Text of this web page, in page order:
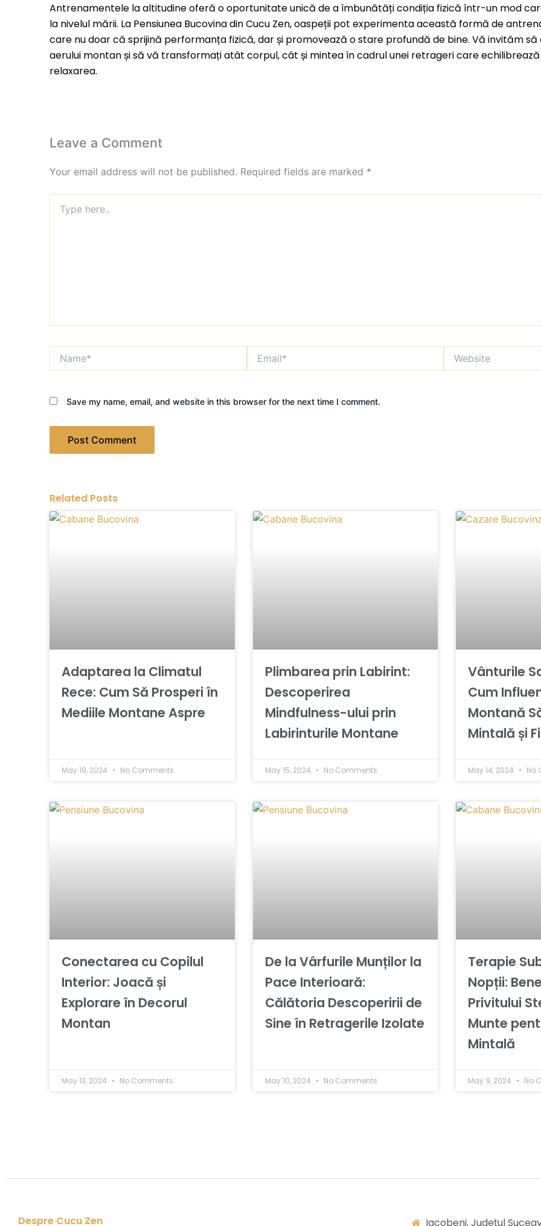
Antrenamentele la altitudine oferă o oportunitate unică de a îmbunătăți condiția fizică într-un mod
la nivelul mării. La Pensiunea Bucovina din Cucu Zen, oaspeții pot experimenta această formă de
care nu doar că sprijină performanța fizică, dar și promovează o stare profundă de bine. Vă invităm
aerului montan și să vă transformați atât corpul, cât și mintea în cadrul unei retrageri care
relaxarea.
Leave a Comment
Your email address will not be published. Required fields are marked *
here..
Save my name, email, and website in this browser for the next time I comment.
Related Posts
Adaptarea la Climatul
Rece: Cum Să Prosperi în
Mediile Montane Aspre
May 18, 2024 No Comments
Plimbarea prin Labirint:
Descoperirea
Mindfulness-ului prin
Labirinturile Montane
May 15, 2024 No Comments
Vânturile
Cum
Montană
Mintală și
May 14, 2024 No
Conectarea cu Copilul
Interior: Joacă și
Explorare în Decorul
Montan
May 13, 2024 No Comments
De la Vârfurile Munților la
Pace Interioară:
Călătoria Descoperirii de
Sine în Retragerile Izolate
May 10, 2024 No Comments
Terapie
Nopții:
Privitului
Munte
Mintală
May 9, 2024 No
Despre Cucu Zen Iacobeni, Județul